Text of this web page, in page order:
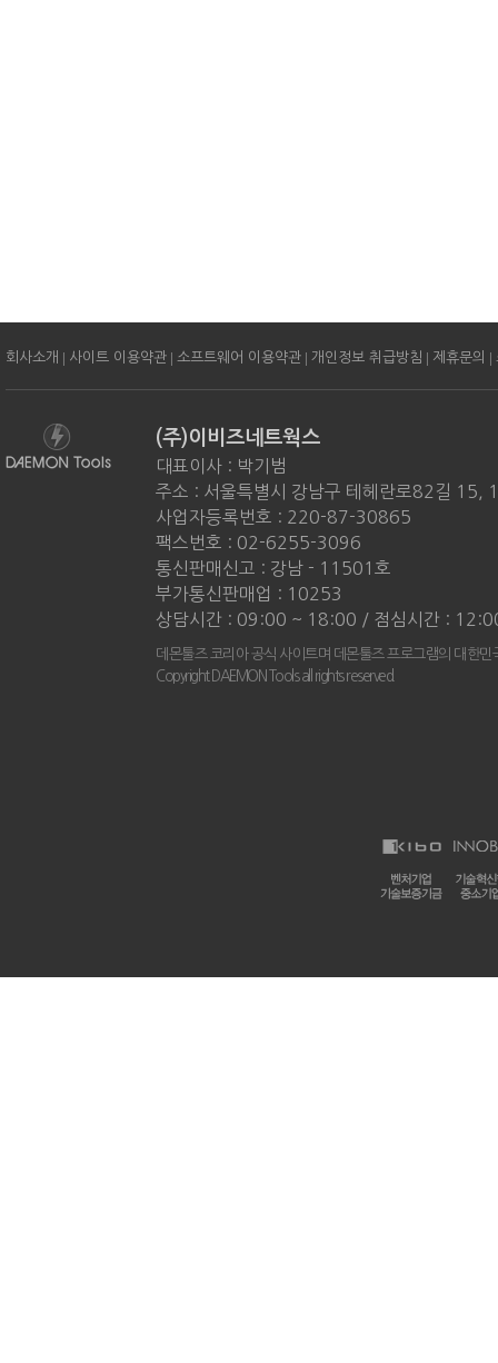
회사소개 | 사이트 이용약관 | 소프트웨어 이용약관 | 개인정보 취급방침 | 제휴문의 |
(주)이비즈네트웍스
대표이사 : 박기범
주소 : 서울특별시 강남구 테헤란로82길 15,
사업자등록번호 : 220-87-30865
팩스번호 : 02-6255-3096
통신판매신고 : 강남 - 11501호
부가통신판매업 : 10253
상담시간 : 09:00 ~ 18:00 / 점심시간 :
데몬툴즈 코리아 공식 사이트며 데몬툴즈 프로그램의 대한
Copyright DAEMON Tools all rights reserved.